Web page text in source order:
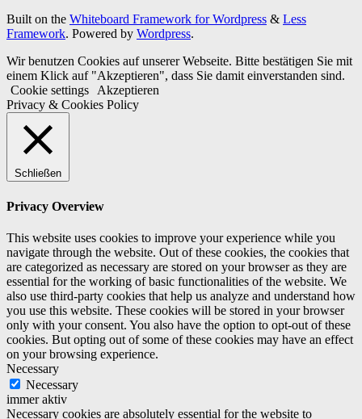
Built on the Whiteboard Framework for Wordpress & Less
Framework. Powered by Wordpress.
Wir benutzen Cookies auf unserer Webseite. Bitte bestätigen Sie mit
einem Klick auf "Akzeptieren", dass Sie damit einverstanden sind.
Cookie settings
Akzeptieren
Privacy & Cookies Policy
Schließen
Privacy Overview
This website uses cookies to improve your experience while you
navigate through the website. Out of these cookies, the cookies that
are categorized as necessary are stored on your browser as they are
essential for the working of basic functionalities of the website. We
also use third-party cookies that help us analyze and understand how
you use this website. These cookies will be stored in your browser
only with your consent. You also have the option to opt-out of these
cookies. But opting out of some of these cookies may have an effect
on your browsing experience.
Necessary
Necessary
immer aktiv
Necessary cookies are absolutely essential for the website to